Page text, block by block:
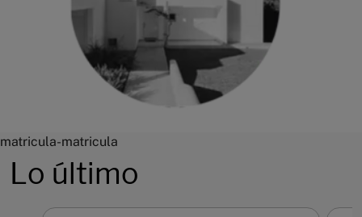
matricula-matricula
Lo último